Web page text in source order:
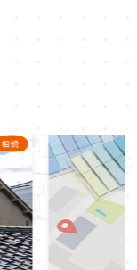
相続